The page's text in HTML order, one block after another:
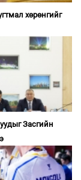
хөрөнгийг
Засгийн